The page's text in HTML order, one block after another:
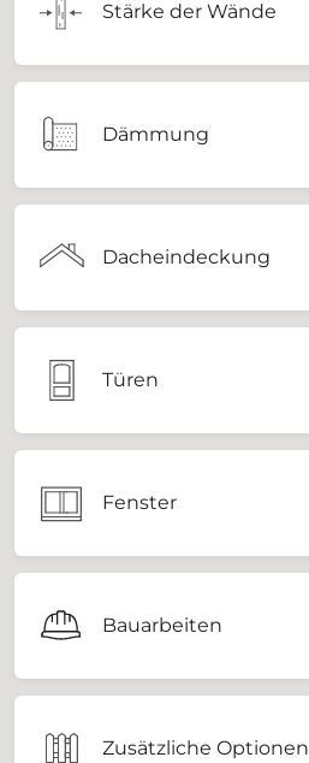
Stärke der Wände
Dämmung
Dacheindeckung
Türen
Fenster
Bauarbeiten
Zusätzliche Optionen